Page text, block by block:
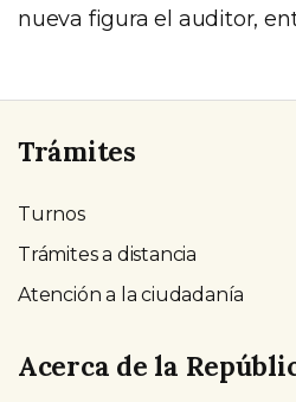
nueva figura el auditor,
Trámites
Turnos
Trámites a distancia
Atención a la ciudadanía
Acerca de la